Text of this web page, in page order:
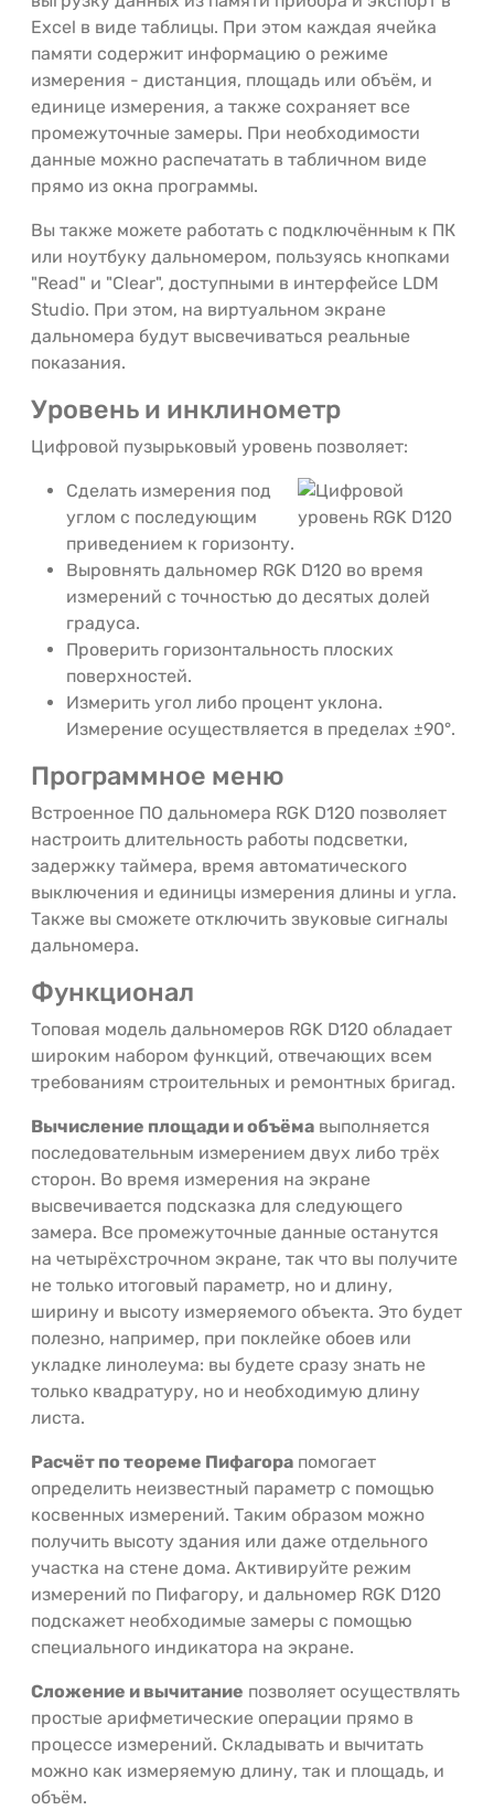
Excel в виде таблицы. При этом каждая ячейка
памяти содержит информацию о режиме
измерения - дистанция, площадь или объём, и
единице измерения, а также сохраняет все
промежуточные замеры. При необходимости
данные можно распечатать в табличном виде
прямо из окна программы.
Вы также можете работать с подключённым к ПК
или ноутбуку дальномером, пользуясь кнопками
"Read" и "Clear", доступными в интерфейсе LDM
Studio. При этом, на виртуальном экране
дальномера будут высвечиваться реальные
показания.
Уровень и инклинометр
Цифровой пузырьковый уровень позволяет:
Сделать измерения под
углом с последующим
приведением к горизонту.
Выровнять дальномер RGK D120 во время
измерений с точностью до десятых долей
градуса.
Проверить горизонтальность плоских
поверхностей.
Измерить угол либо процент уклона.
Измерение осуществляется в пределах ±90°.
Программное меню
Встроенное ПО дальномера RGK D120 позволяет
настроить длительность работы подсветки,
задержку таймера, время автоматического
выключения и единицы измерения длины и угла.
Также вы сможете отключить звуковые сигналы
дальномера.
Функционал
Топовая модель дальномеров RGK D120 обладает
широким набором функций, отвечающих всем
требованиям строительных и ремонтных бригад.
Вычисление площади и объёма выполняется
последовательным измерением двух либо трёх
сторон. Во время измерения на экране
высвечивается подсказка для следующего
замера. Все промежуточные данные останутся
на четырёхстрочном экране, так что вы получите
не только итоговый параметр, но и длину,
ширину и высоту измеряемого объекта. Это будет
полезно, например, при поклейке обоев или
укладке линолеума: вы будете сразу знать не
только квадратуру, но и необходимую длину
листа.
Расчёт по теореме Пифагора помогает
определить неизвестный параметр с помощью
косвенных измерений. Таким образом можно
получить высоту здания или даже отдельного
участка на стене дома. Активируйте режим
измерений по Пифагору, и дальномер RGK D120
подскажет необходимые замеры с помощью
специального индикатора на экране.
Сложение и вычитание позволяет осуществлять
простые арифметические операции прямо в
процессе измерений. Складывать и вычитать
можно как измеряемую длину, так и площадь, и
объём.